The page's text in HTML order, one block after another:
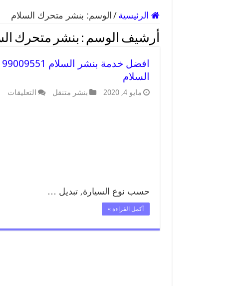
الرئيسية / الوسم: بنشر متحرك السلام
أرشيف الوسم : بنشر متحرك
السلام
مايو 4, 2020 بنشر متنقل التعليقات
حسب نوع السيارة, تبديل …
أكمل القراءة »